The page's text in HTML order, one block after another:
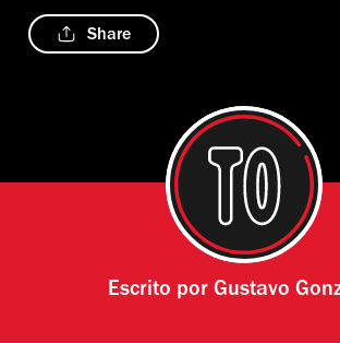
Share
Escrito porGustavo